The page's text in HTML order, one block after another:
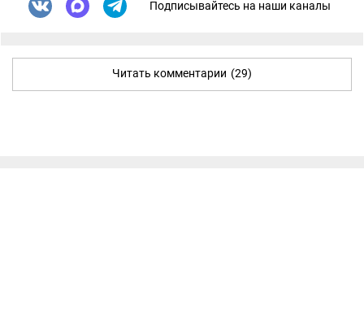
Подписывайтесь на наши каналы
Читать комментарии (29)